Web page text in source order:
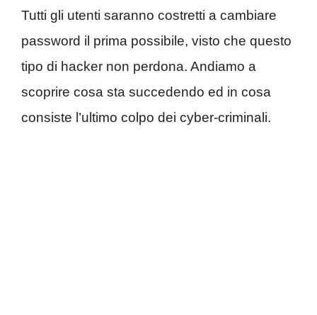
Tutti gli utenti saranno costretti a cambiare
password il prima possibile, visto che questo
tipo di hacker non perdona. Andiamo a
scoprire cosa sta succedendo ed in cosa
consiste l’ultimo colpo dei cyber-criminali.